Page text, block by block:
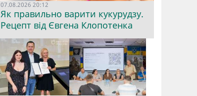
07.08.2026 20:12
Як правильно варити кукурудзу.
Рецепт від Євгена Клопотенка